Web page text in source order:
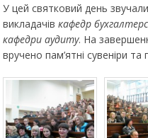
У цей святковий день звучали
викладачів кафедр
кафедри аудиту. На
вручено пам’ятні сувеніри та